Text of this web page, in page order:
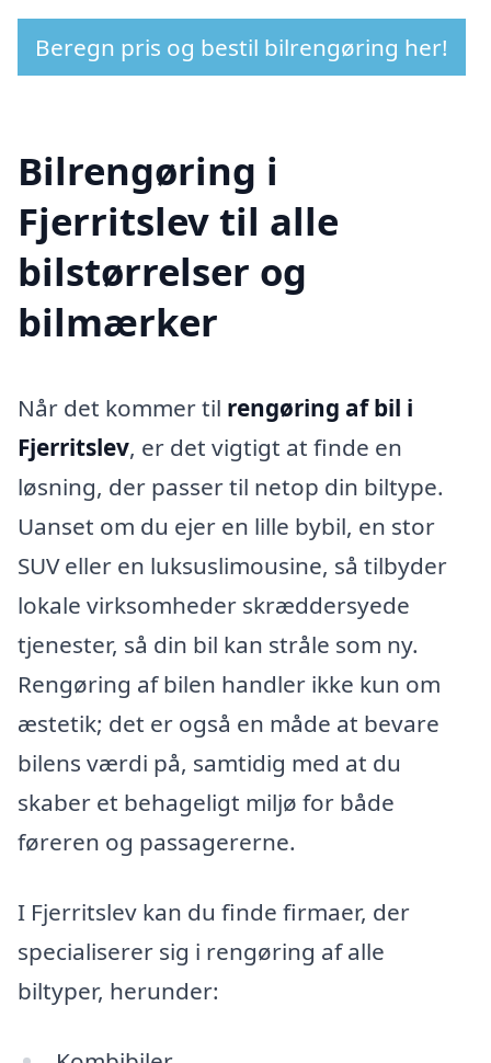
Beregn pris og bestil bilrengøring her!
Bilrengøring i
Fjerritslev til alle
bilstørrelser og
bilmærker
Når det kommer til rengøring af bil i
Fjerritslev, er det vigtigt at finde en
løsning, der passer til netop din biltype.
Uanset om du ejer en lille bybil, en stor
SUV eller en luksuslimousine, så tilbyder
lokale virksomheder skræddersyede
tjenester, så din bil kan stråle som ny.
Rengøring af bilen handler ikke kun om
æstetik; det er også en måde at bevare
bilens værdi på, samtidig med at du
skaber et behageligt miljø for både
føreren og passagererne.
I Fjerritslev kan du finde firmaer, der
specialiserer sig i rengøring af alle
biltyper, herunder: